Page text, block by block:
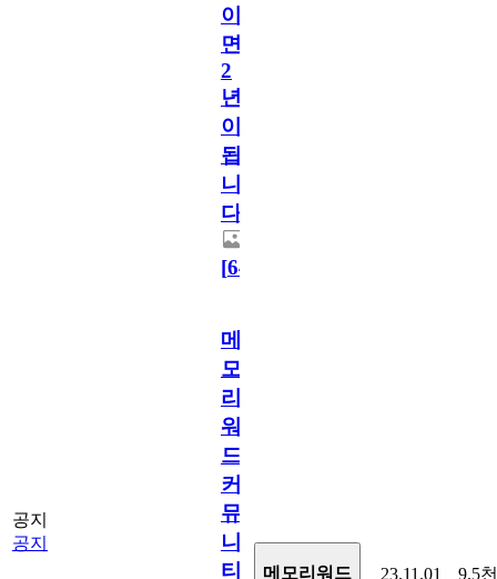
이
면
2
년
이
됩
니
다.
[64
공지
공지
메
모
리
워
드
커
뮤
니
티
메모리워드 23.11.01 9.5천